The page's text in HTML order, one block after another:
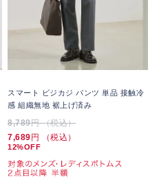
スマート ビジカジ パンツ 単品 接触冷
感 組織無地 裾上げ済み
8,789円 （税込）
7,689円 （税込）
12%OFF